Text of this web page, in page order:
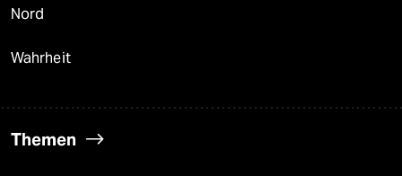
Nord
Wahrheit
Themen